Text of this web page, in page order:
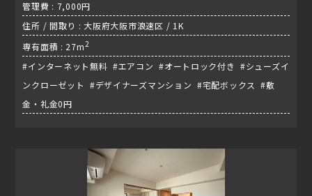
管理費 : 7,000円
住所 / 間取り : 大阪府大阪市浪速区 / 1K
専有面積 : 27m2
#インターネット無料 #エアコン #オートロック付き #シューズイ
ンクローゼット #デザイナーズマンション #宅配ボックス #敷
金・礼金0円